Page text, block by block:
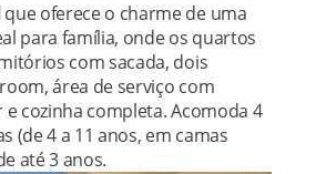
que oferece o charme de uma
para família, onde os quartos
com sacada, dois
área de serviço com
cozinha completa. Acomoda 4
(de 4 a 11 anos, em camas
até 3 anos.